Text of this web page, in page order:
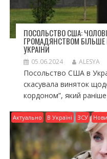
ПОСОЛЬСТВО США:
ГРОМАДЯНСТВОМ
УКРАЇНИ
05.06.2024 ALESYA
Посольство США в
скасувала виняток
кордоном”, який
Актуально В Україні ЗСУ